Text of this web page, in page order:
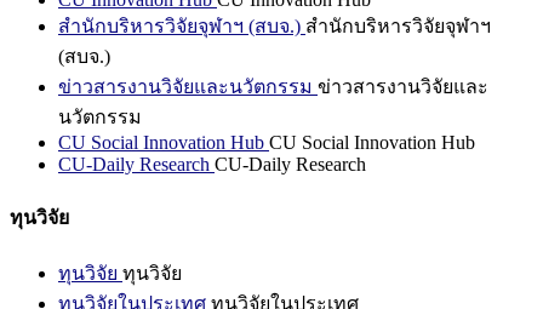
สำนักบริหารวิจัยจุฬาฯ (สบจ.) สำนักบริหารวิจัยจุฬาฯ
(สบจ.)
ข่าวสารงานวิจัยและนวัตกรรม ข่าวสารงานวิจัยและ
นวัตกรรม
CU Social Innovation Hub CU Social Innovation Hub
CU-Daily Research CU-Daily Research
ทุนวิจัย
ทุนวิจัย ทุนวิจัย
ทุนวิจัยในประเทศ ทุนวิจัยในประเทศ